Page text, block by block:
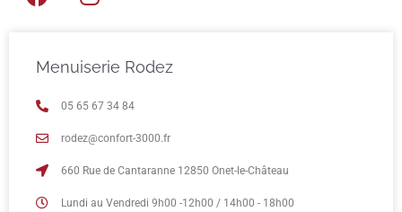
Menuiserie Rodez
05 65 67 34 84
rodez@confort-3000.fr
660 Rue de Cantaranne 12850 Onet-le-Château
Lundi au Vendredi 9h00 -12h00 / 14h00 - 18h00